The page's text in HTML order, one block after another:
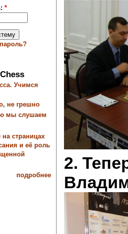
*
Учимся
не грешно
мы слушаем
страницах
и её роль
подробнее
2.